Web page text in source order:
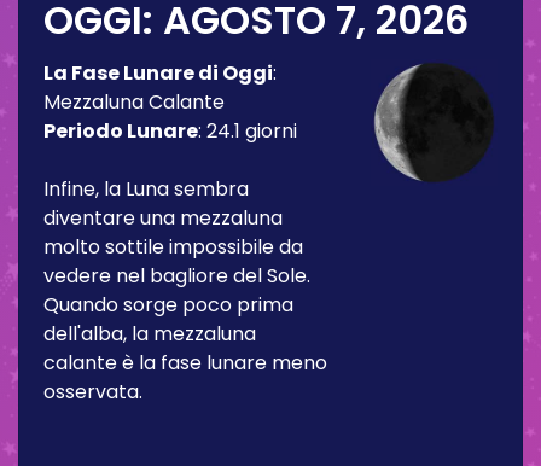
OGGI: AGOSTO 7, 2026
La Fase Lunare di Oggi:
Mezzaluna Calante
Periodo Lunare: 24.1 giorni
Infine, la Luna sembra
diventare una mezzaluna
molto sottile impossibile da
vedere nel bagliore del Sole.
Quando sorge poco prima
dell'alba, la mezzaluna
calante è la fase lunare meno
osservata.